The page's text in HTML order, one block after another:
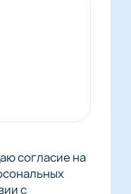
согласие на
с